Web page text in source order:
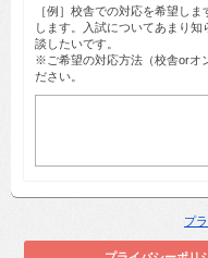
［例］校舎での対応を希望し
します。入試についてあまり
談したいです。
※ご希望の対応方法（校舎orオ
ださい。
プ